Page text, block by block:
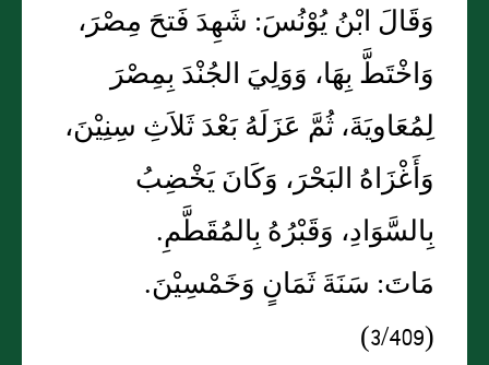
وَقَالَ ابْنُ يُوْنُسَ: شَهِدَ فَتحَ مِصْرَ،
وَاخْتَطَّ بِهَا، وَوَلِيَ الجُنْدَ بِمِصْرَ
لِمُعَاويَةَ، ثُمَّ عَزَلَهُ بَعْدَ ثَلاَثِ سِنِيْنَ،
وَأَغْزَاهُ البَحْرَ، وَكَانَ يَخْضِبُ
بِالسَّوَادِ، وَقَبْرُهُ بِالمُقَطَّمِ.
مَاتَ: سَنَةَ ثَمَانٍ وَخَمْسِيْنَ.
(3/409)